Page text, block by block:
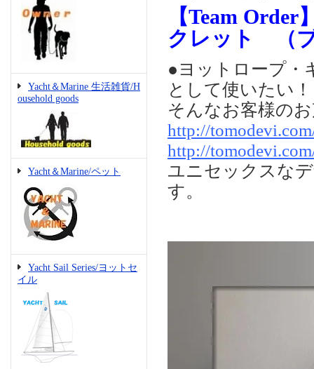
Yacht＆Marine 生活雑貨/H
ousehold goods
Yacht＆Marine/ペット
Yacht Sail Series/ヨットセ
イル
【Team
クレット （
●ヨットロープ・
として使いたい！
そんなお客様の
http://
http://
ユニセックスな
す。